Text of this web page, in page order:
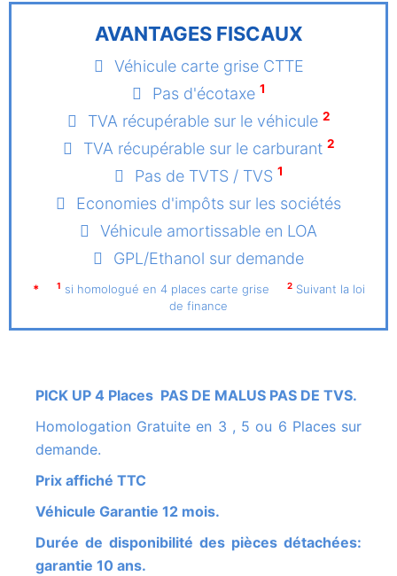
AVANTAGES FISCAUX
Véhicule carte grise CTTE
Pas d'écotaxe 1
TVA récupérable sur le véhicule 2
TVA récupérable sur le carburant 2
Pas de TVTS / TVS 1
Economies d'impôts sur les sociétés
Véhicule amortissable en LOA
GPL/Ethanol sur demande
* 1 si homologué en 4 places carte grise 2 Suivant la loi
de finance
PICK UP 4 Places PAS DE MALUS PAS DE TVS.
Homologation Gratuite en 3 , 5 ou 6 Places sur
demande.
Prix affiché TTC
Véhicule Garantie 12 mois.
Durée de disponibilité des pièces détachées:
garantie 10 ans.